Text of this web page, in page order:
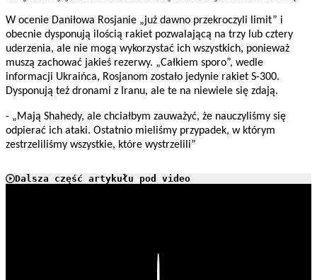
W ocenie Daniłowa Rosjanie „już dawno przekroczyli limit” i
obecnie dysponują ilością rakiet pozwalającą na trzy lub cztery
uderzenia, ale nie mogą wykorzystać ich wszystkich, ponieważ
muszą zachować jakieś rezerwy. „Całkiem sporo”, wedle
informacji Ukraińca, Rosjanom zostało jedynie rakiet S-300.
Dysponują też dronami z Iranu, ale te na niewiele się zdają.
- „Mają Shahedy, ale chciałbym zauważyć, że nauczyliśmy się
odpierać ich ataki. Ostatnio mieliśmy przypadek, w którym
zestrzeliliśmy wszystkie, które wystrzelili”
Dalsza część artykułu pod video